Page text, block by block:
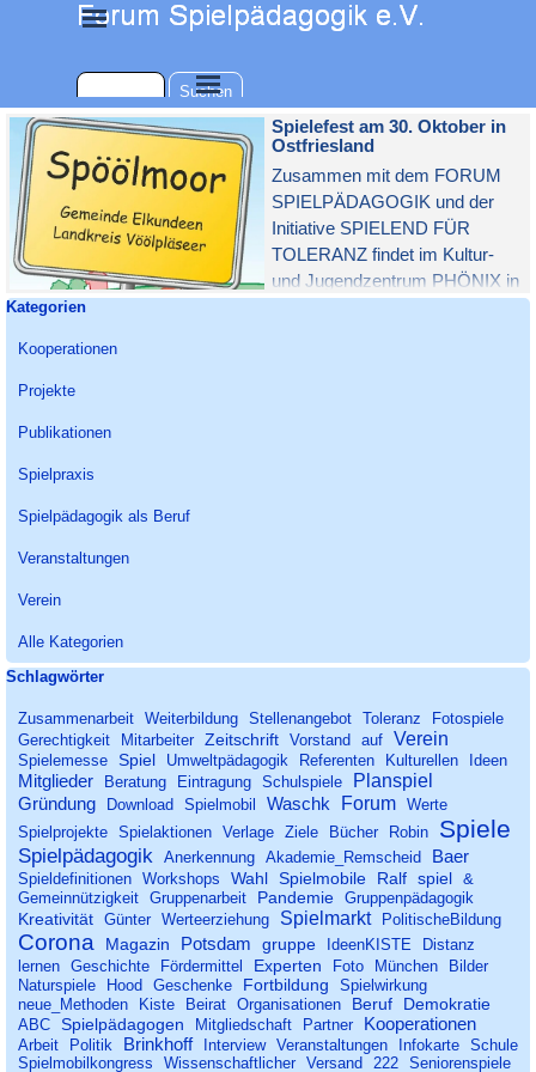
Direkt zum Seiteninhalt
Menü überspringen
Menü überspringen
Suchen
Spielefest am 30. Oktober in
Ostfriesland
Zusammen mit dem FORUM
SPIELPÄDAGOGIK und der
Initiative SPIELEND FÜR
TOLERANZ findet im Kultur-
und Jugendzentrum PHÖNIX in
Block überspringen Kategorien
Kategorien
Kooperationen
Projekte
Publikationen
Spielpraxis
Spielpädagogik als Beruf
Veranstaltungen
Verein
Alle Kategorien
Block überspringen Schlagwörter
Schlagwörter
Zusammenarbeit Weiterbildung Stellenangebot Toleranz
Fotospiele
Gerechtigkeit
Mitarbeiter Zeitschrift Vorstand auf Verein
Spielemesse Spiel Umweltpädagogik Referenten Kulturellen Ideen
Mitglieder Beratung Eintragung Schulspiele Planspiel
Gründung Download Spielmobil Waschk Forum Werte
Spielprojekte Spielaktionen Verlage Ziele Bücher Robin Spiele
Spielpädagogik Anerkennung Akademie_Remscheid Baer
Spieldefinitionen Workshops Wahl Spielmobile Ralf spiel &
Gemeinnützigkeit Gruppenarbeit Pandemie Gruppenpädagogik
Kreativität Günter Werteerziehung Spielmarkt PolitischeBildung
Corona Magazin Potsdam gruppe IdeenKISTE
Distanz
lernen Geschichte Fördermittel Experten Foto München
Bilder
Naturspiele
Hood Geschenke Fortbildung
Spielwirkung
neue_Methoden
Kiste Beirat Organisationen Beruf Demokratie
ABC Spielpädagogen Mitgliedschaft Partner Kooperationen
Arbeit Politik Brinkhoff Interview Veranstaltungen Infokarte Schule
Spielmobilkongress
Wissenschaftlicher Versand 222 Seniorenspiele